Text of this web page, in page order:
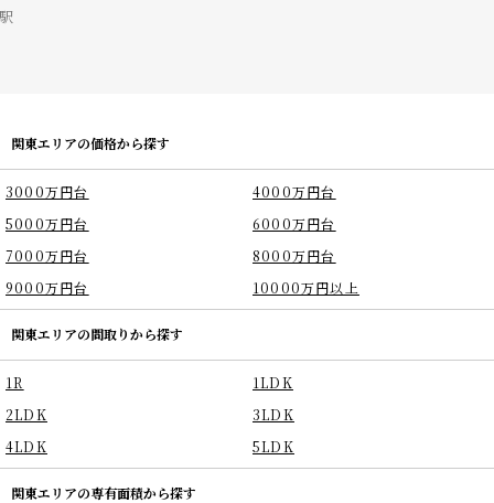
関東エリアの価格から探す
3000万円台
4000万円台
5000万円台
6000万円台
7000万円台
8000万円台
9000万円台
10000万円以上
関東エリアの間取りから探す
1R
1LDK
2LDK
3LDK
4LDK
5LDK
関東エリアの専有面積から探す